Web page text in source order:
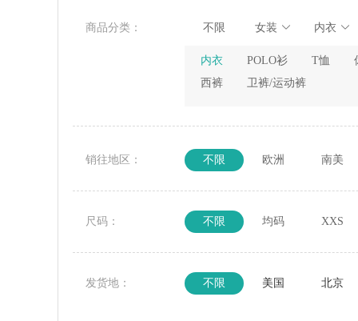
商品分类： 不限 女装 内衣
内衣 POLO衫 T恤
西裤
卫裤/运动裤
销往地区： 不限 欧洲 南美
尺码： 不限 均码 XXS
发货地： 不限 美国 北京